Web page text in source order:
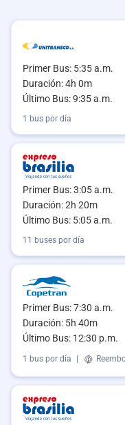
Primer Bus: 5:35 a.m.
Duración: 4h 0m
Último Bus: 9:35 a.m.
1 bus por día
Primer Bus: 3:05 a.m.
Duración: 2h 20m
Último Bus: 5:05 a.m.
11 buses por día
Primer Bus: 7:30 a.m.
Duración: 5h 40m
Último Bus: 12:30 p.m.
1 bus por día |